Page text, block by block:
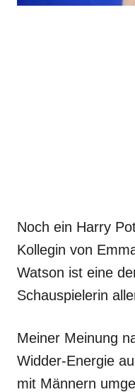
Noch ein Harry
Kollegin von
Watson ist eine
Schauspielerin
Meiner Meinung
Widder-Energie
mit Männern